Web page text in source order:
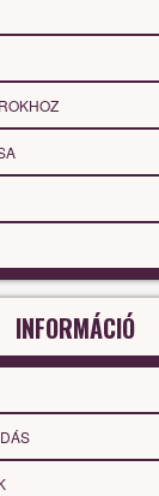
INFORMÁCIÓ